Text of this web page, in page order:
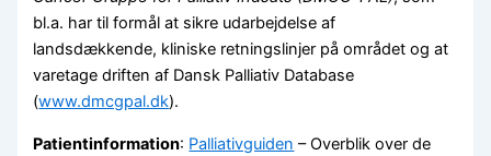
bl.a. har til formål at sikre udarbejdelse af
landsdækkende, kliniske retningslinjer på området og at
varetage driften af Dansk Palliativ Database
(www.dmcgpal.dk).
Patientinformation: Palliativguiden – Overblik over de